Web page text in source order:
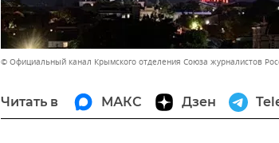
© Официальный канал Крымского отделения Союза журналистов
Читать в МАКС Дзен